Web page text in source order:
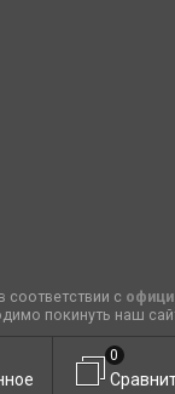
с
покинуть наш
0